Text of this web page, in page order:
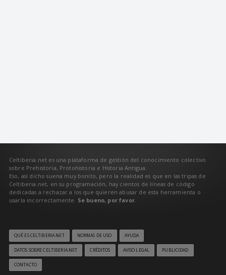
Celtiberia.net es una plataforma de gestión del conocimiento colectivo
sobre Prehistoria, Protohistoria e Historia Antigua.
Eso, así dicho suena muy bonito, pero la realidad es que en las tripas de
Celtiberia.net, en su programación, hay cientos de líneas de código
dedicadas a rechazar a los que quieren abusar de esta herramienta o
usarla incorrectamente. Se bueno, por favor.
QUÉ ES CELTIBERIA.NET NORMAS DE USO AYUDA
DATOS SOBRE CELTIBERIA.NET CRÉDITOS AVISO LEGAL PUBLICIDAD
CONTACTO